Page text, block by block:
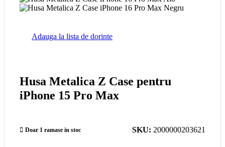
Adauga la lista de dorinte
Husa Metalica Z Case pentru
iPhone 15 Pro Max
Doar 1 ramase in stoc SKU: 2000000203621